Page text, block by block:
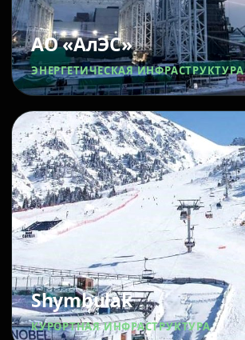
АО «АлЭС»
ЭНЕРГЕТИЧЕСКАЯ ИНФРАСТРУКТУРА
Shymbulak
КУРОРТНАЯ ИНФРАСТРУКТУРА